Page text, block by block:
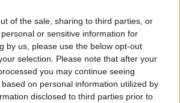
of the sale, sharing to third parties, or
or sensitive information for
by us, please use the below opt-out
selection. Please note that after your
you may continue seeing
on personal information utilized by
disclosed to third parties prior to
και δεν είχαν κανένα
αποπειρών αυτοκτονίας.
μια σεξουαλική πρακτική